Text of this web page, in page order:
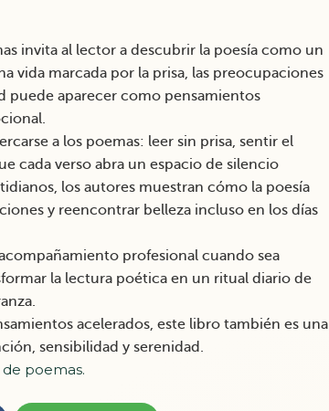
invita al lector a descubrir la poesía como un
vida marcada por la prisa, las preocupaciones
puede aparecer como pensamientos
a los poemas: leer sin prisa, sentir el
cada verso abra un espacio de silencio
los autores muestran cómo la poesía
y reencontrar belleza incluso en los días
profesional cuando sea
la lectura poética en un ritual diario de
acelerados, este libro también es una
sensibilidad y serenidad.
poemas.